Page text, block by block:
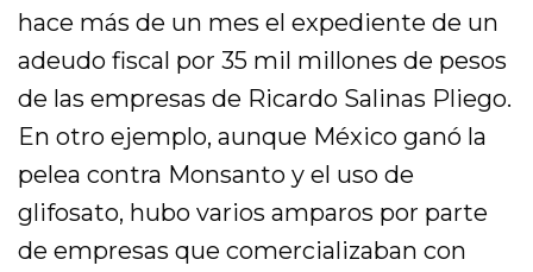
hace más de un mes el expediente de un
adeudo fiscal por 35 mil millones de pesos
de las empresas de Ricardo Salinas Pliego.
En otro ejemplo, aunque México ganó la
pelea contra Monsanto y el uso de
glifosato, hubo varios amparos por parte
de empresas que comercializaban con